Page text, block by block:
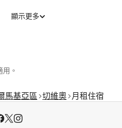
顯示更多
。
馬基亞區 切維奧 月租住宿